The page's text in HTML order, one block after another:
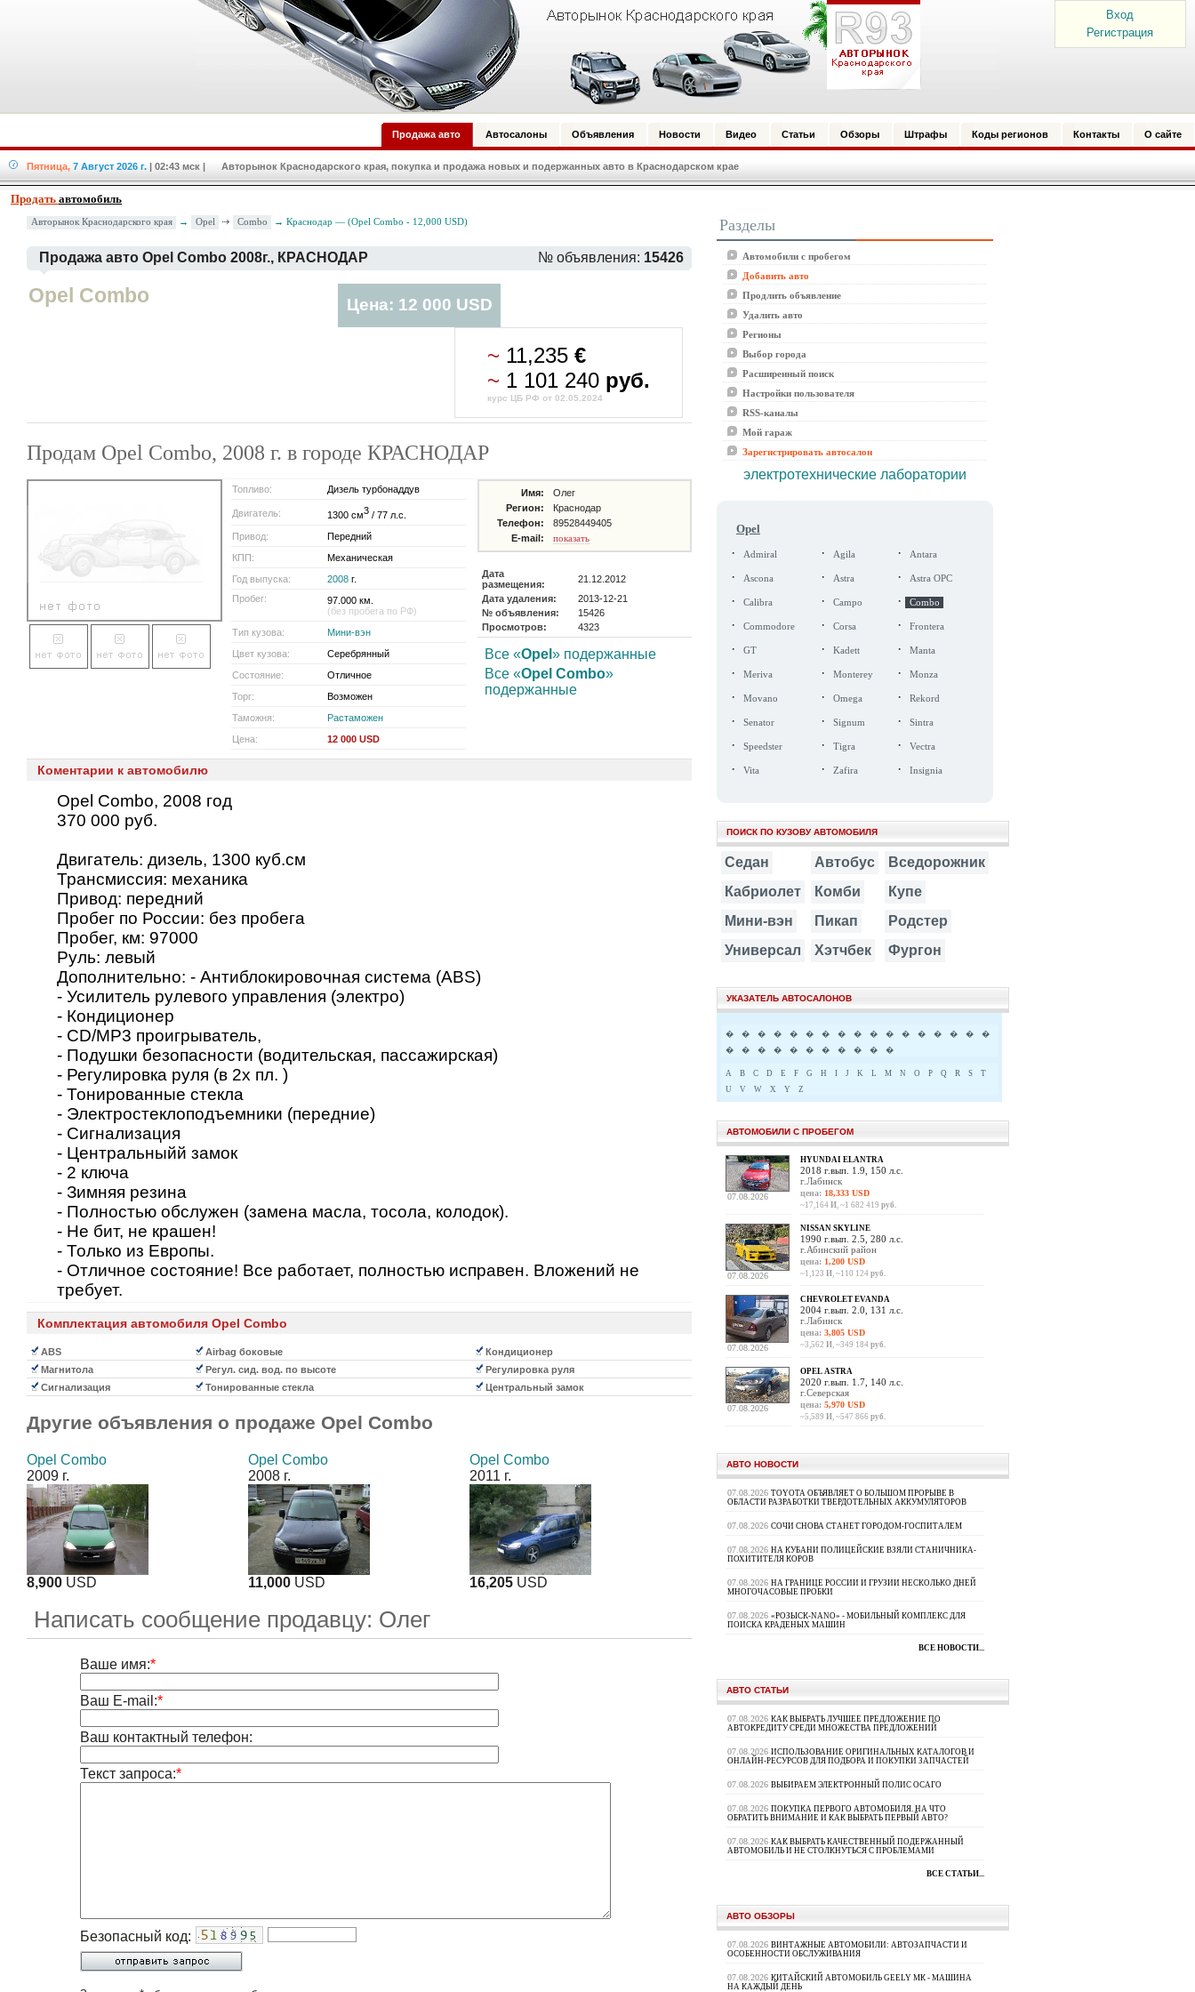
Вход
Регистрация
Продажа авто Автосалоны Объявления Новости Видео Статьи Обзоры Штрафы Коды регионов Контакты О сайте
Пятница, 7 Август 2026 г. | 02:43 мск | Авторынок Краснодарского края, покупка и продажа новых и подержанных авто в Краснодарском крае
Продать автомобиль
Авторынок Краснодарского края → Opel Combo → Краснодар — (Opel Combo - 12,000 USD)
Продажа авто Opel Combo 2008г., КРАСНОДАР № объявления: 15426
Opel Combo Цена: 12 000 USD
~ 11,235€
~ 1 101 240 руб.
курс ЦБ РФ от 02.05.2024
Продам Opel Combo, 2008 г. в городе КРАСНОДАР
Топливо: Дизель турбонаддув
Двигатель: 1300 см3 / 77 л.с.
Привод:
Передний
КПП:
Механическая
Год выпуска:
2008 г.
Пробег:
97.000 км.
(без пробега по РФ)
Тип кузова:
Мини-вэн
Цвет кузова:
Серебрянный
Состояние:
Отличное
Торг:
Возможен
Таможня:
Растаможен
Цена:
12 000 USD
Имя:
Олег
Регион:
Краснодар
Телефон:
89528449405
E-mail:
показать
Дата
размещения:
21.12.2012
Дата удаления:
2013-12-21
№ объявления:
15426
Просмотров:
4323
Все «Opel» подержанные
Все «Opel Combo»
подержанные
Коментарии к автомобилю
Opel Combo, 2008 год
370 000 руб.
Двигатель: дизель, 1300 куб.см
Трансмиссия: механика
Привод: передний
Пробег по России: без пробега
Пробег, км: 97000
Руль: левый
Дополнительно: - Антиблокировочная система (ABS)
- Усилитель рулевого управления (электро)
- Кондиционер
- CD/МР3 проигрыватель,
- Подушки безопасности (водительская, пассажирская)
- Регулировка руля (в 2х пл. )
- Тонированные стекла
- Электростеклоподъемники (передние)
- Сигнализация
- Центральныйй замок
- 2 ключа
- Зимняя резина
- Полностью обслужен (замена масла, тосола, колодок).
- Не бит, не крашен!
- Только из Европы.
- Отличное состояние! Все работает, полностью исправен. Вложений не
требует.
Комплектация автомобиля Opel Combo
ABS Airbag боковые
Кондиционер
Магнитола
Регул. сид. вод. по высоте
Регулировка руля
Сигнализация
Тонированные стекла Центральный замок
Другие объявления о продаже Opel Combo
Opel Combo
2009 г.
8,900 USD
Opel Combo
2008 г.
11,000 USD
Opel Combo
2011 г.
16,205 USD
Написать сообщение продавцу: Олег
Ваше имя:*
Ваш E-mail:*
Ваш контактный телефон:
Текст запроса:*
Безопасный код:
Разделы
Автомобили с пробегом
Добавить авто
Продлить объявление
Удалить авто
Регионы
Выбор города
Расширенный поиск
Настройки пользователя
RSS-каналы
Мой гараж
Зарегистрировать автосалон
электротехнические лаборатории
Opel
· Admiral · Agila · Antara
· Ascona · Astra · Astra OPC
· Calibra · Campo · Combo
· Commodore · Corsa · Frontera
· GT · Kadett · Manta
· Meriva · Monterey · Monza
· Movano · Omega · Rekord
· Senator · Signum · Sintra
· Speedster · Tigra · Vectra
· Vita · Zafira · Insignia
ПОИСК ПО КУЗОВУ АВТОМОБИЛЯ
Седан Автобус
Вседорожник
Кабриолет
Комби
Купе
Мини-вэн
Пикап
Родстер
Универсал
Хэтчбек Фургон
УКАЗАТЕЛЬ АВТОСАЛОНОВ
� � � � � � � � � � � � � � � �
�
�
� � � � � � � � � �
A B C D E F G H I J K L M N O P Q R S
T
U
V W X Y Z
АВТОМОБИЛИ С ПРОБЕГОМ
07.08.2026
HYUNDAI ELANTRA
2018 г.вып. 1.9, 150 л.с.
г.Лабинск
цена: 18,333 USD
~17,164 И, ~1 682 419 руб.
07.08.2026
NISSAN SKYLINE
1990 г.вып. 2.5, 280 л.с.
г.Абинский район
цена: 1,200 USD
~1,123 И, ~110 124 руб.
07.08.2026
CHEVROLET EVANDA
2004 г.вып. 2.0, 131 л.с.
г.Лабинск
цена: 3,805 USD
~3,562 И, ~349 184 руб.
07.08.2026
OPEL ASTRA
2020 г.вып. 1.7, 140 л.с.
г.Северская
цена: 5,970 USD
~5,589 И, ~547 866 руб.
АВТО НОВОСТИ
07.08.2026 TOYOTA ОБЪЯВЛЯЕТ О БОЛЬШОМ ПРОРЫВЕ В
ОБЛАСТИ РАЗРАБОТКИ ТВЕРДОТЕЛЬНЫХ АККУМУЛЯТОРОВ
07.08.2026 СОЧИ СНОВА СТАНЕТ ГОРОДОМ-ГОСПИТАЛЕМ
07.08.2026 НА КУБАНИ ПОЛИЦЕЙСКИЕ ВЗЯЛИ СТАНИЧНИКА-
ПОХИТИТЕЛЯ КОРОВ
07.08.2026 НА ГРАНИЦЕ РОССИИ И ГРУЗИИ НЕСКОЛЬКО ДНЕЙ
МНОГОЧАСОВЫЕ ПРОБКИ
07.08.2026 «РОЗЫСК-NANO» - МОБИЛЬНЫЙ КОМПЛЕКС ДЛЯ
ПОИСКА КРАДЕНЫХ МАШИН
ВСЕ НОВОСТИ...
АВТО СТАТЬИ
07.08.2026 КАК ВЫБРАТЬ ЛУЧШЕЕ ПРЕДЛОЖЕНИЕ ПО
АВТОКРЕДИТУ СРЕДИ МНОЖЕСТВА ПРЕДЛОЖЕНИЙ
07.08.2026 ИСПОЛЬЗОВАНИЕ ОРИГИНАЛЬНЫХ КАТАЛОГОВ И
ОНЛАЙН-РЕСУРСОВ ДЛЯ ПОДБОРА И ПОКУПКИ ЗАПЧАСТЕЙ
07.08.2026 ВЫБИРАЕМ ЭЛЕКТРОННЫЙ ПОЛИС ОСАГО
07.08.2026 ПОКУПКА ПЕРВОГО АВТОМОБИЛЯ. НА ЧТО
ОБРАТИТЬ ВНИМАНИЕ И КАК ВЫБРАТЬ ПЕРВЫЙ АВТО?
07.08.2026 КАК ВЫБРАТЬ КАЧЕСТВЕННЫЙ ПОДЕРЖАННЫЙ
АВТОМОБИЛЬ И НЕ СТОЛКНУТЬСЯ С ПРОБЛЕМАМИ
ВСЕ СТАТЬИ...
АВТО ОБЗОРЫ
07.08.2026 ВИНТАЖНЫЕ АВТОМОБИЛИ: АВТОЗАПЧАСТИ И
ОСОБЕННОСТИ ОБСЛУЖИВАНИЯ
07.08.2026 КИТАЙСКИЙ АВТОМОБИЛЬ GEELY МК - МАШИНА
НА КАЖДЫЙ ДЕНЬ